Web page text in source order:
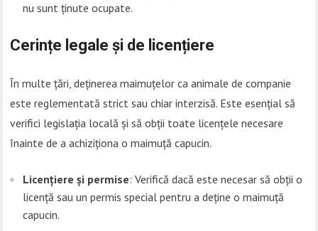
nu sunt ținute ocupate.
Cerințe legale și de licențiere
În multe țări, deținerea maimuțelor ca animale de companie
este reglementată strict sau chiar interzisă. Este esențial să
verifici legislația locală și să obții toate licențele necesare
înainte de a achiziționa o maimuță capucin.
Licențiere și permise: Verifică dacă este necesar să obții o
licență sau un permis special pentru a deține o maimuță
capucin.